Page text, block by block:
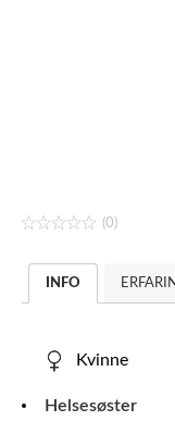
(0)
INFO
Kvinne
Helsesøster